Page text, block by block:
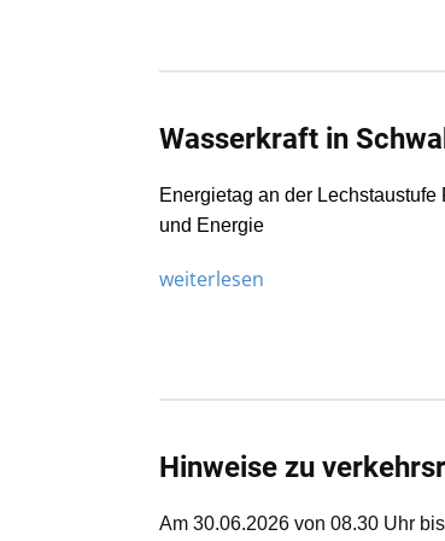
Wasserkraft in
Energietag an der
und Energie
weiterlesen
Hinweise zu
Am 30.06.2026 von 08.30 Uhr